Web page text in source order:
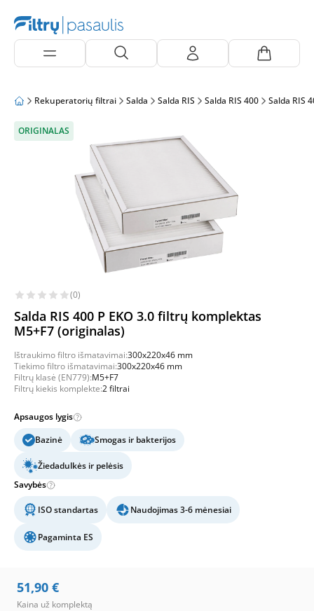
Rekuperatorių filtrai Salda Salda RIS Salda RIS 400 Salda RIS
ORIGINALAS
(0)
Salda RIS 400 P EKO 3.0 filtrų komplektas
M5+F7 (originalas)
Ištraukimo filtro išmatavimai:300x220x46 mm
Tiekimo filtro išmatavimai:300x220x46 mm
Filtrų klasė (EN779):M5+F7
Filtrų kiekis komplekte:2 filtrai
Apsaugos lygis
Bazinė
Smogas ir bakterijos
Žiedadulkės ir pelėsis
Savybės
ISO standartas Naudojimas 3-6 mėnesiai
Pagaminta ES
51,90 €
Kaina už komplektą